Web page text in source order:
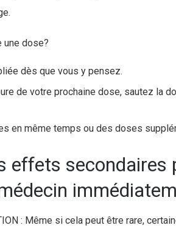
une dose?
dès que vous y pensez.
de votre prochaine dose, sautez la
en même temps ou des doses
effets secondaires
: Même si cela peut être rare,